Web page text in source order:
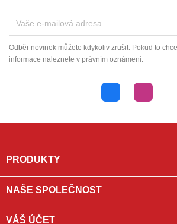
Odběr novinek můžete kdykoliv zrušit. Pokud to
informace naleznete v právním oznámení.
Facebook
PRODUKTY
NAŠE SPOLEČNOST
VÁŠ ÚČET